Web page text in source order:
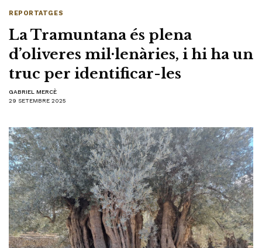
REPORTATGES
La Tramuntana és plena
d’oliveres mil·lenàries, i hi ha un
truc per identificar-les
GABRIEL MERCÈ
29 SETEMBRE 2025